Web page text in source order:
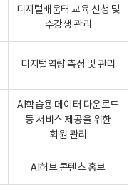
디지털배움터 교육 신청 및
수강생 관리
디지털역량 측정 및 관리
AI학습용 데이터 다운로드
등 서비스 제공을 위한
회원 관리
AI허브 콘텐츠 홍보